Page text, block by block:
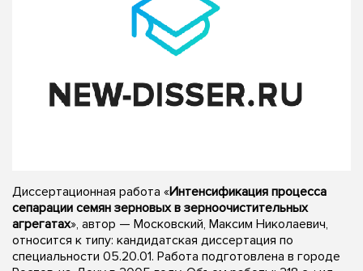
Диссертационная работа «Интенсификация процесса
сепарации семян зерновых в зерноочистительных
агрегатах», автор — Московский, Максим Николаевич,
относится к типу: кандидатская диссертация по
специальности 05.20.01. Работа подготовлена в городе